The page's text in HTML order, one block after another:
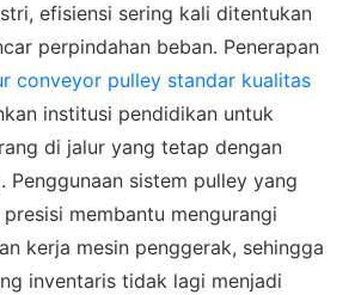
efisiensi sering kali ditentukan
perpindahan beban. Penerapan
conveyor pulley standar kualitas
institusi pendidikan untuk
di jalur yang tetap dengan
Penggunaan sistem pulley yang
membantu mengurangi
kerja mesin penggerak, sehingga
inventaris tidak lagi menjadi